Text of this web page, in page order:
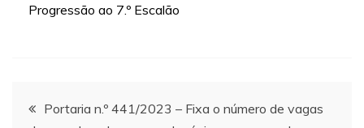
Progressão ao 7.º Escalão
Navegação
Portaria n.º 441/2023 – Fixa o número de vagas